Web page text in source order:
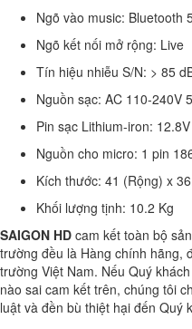
Ngõ vào music: Bluetooth
Ngõ kết nối mở rộng: Live
Tín hiệu nhiễu S/N: > 85
Nguồn sạc: AC 110-240V
Pin sạc Lithium-iron:
Nguồn cho micro: 1 pin
Kích thước: 41 (Rộng) x
Khối lượng tịnh: 10.2 Kg
SAIGON HD cam kết toàn bộ
trường đều là Hàng chính hãng,
trường Việt Nam. Nếu Quý
nào sai cam kết trên, chúng tôi
luật và đền bù thiệt hại đến Quý